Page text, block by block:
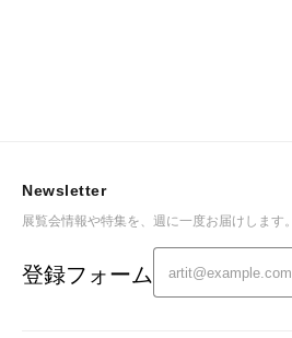
Newsletter
展覧会情報や特集を、週に一度お届けします。
登録フォーム